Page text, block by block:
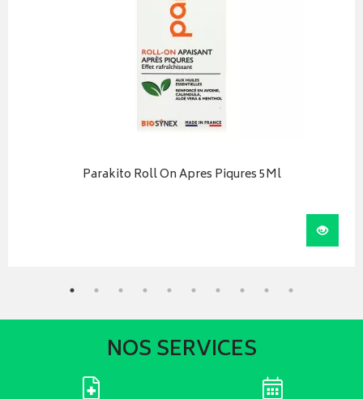
Parakito Roll On Apres Piqures 5Ml
NOS SERVICES